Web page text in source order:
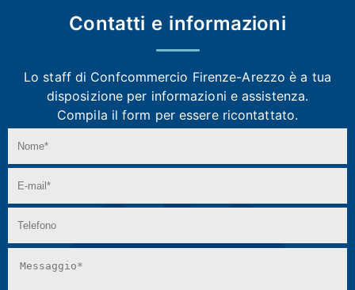
Contatti e informazioni
Lo staff di Confcommercio Firenze-Arezzoè a tua
disposizione per informazioni e assistenza.
Compila il form per essere ricontattato.